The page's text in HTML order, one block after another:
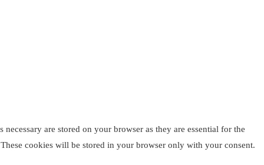
are stored on your browser as they are essential for the
cookies will be stored in your browser only with your consent.